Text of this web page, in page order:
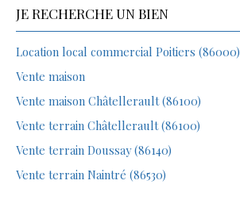
JE RECHERCHE UN BIEN
Location local commercial Poitiers (86000)
Vente maison
Vente maison Châtellerault (86100)
Vente terrain Châtellerault (86100)
Vente terrain Doussay (86140)
Vente terrain Naintré (86530)